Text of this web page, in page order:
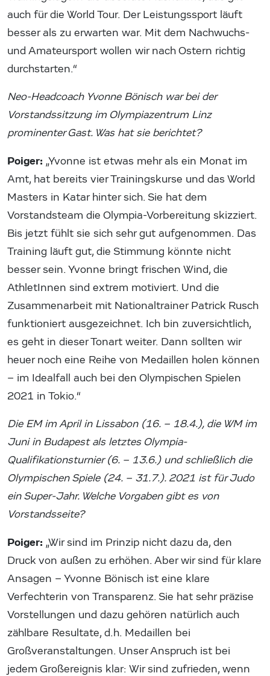
auch für die World Tour. Der Leistungssport läuft
besser als zu erwarten war. Mit dem Nachwuchs-
und Amateursport wollen wir nach Ostern richtig
durchstarten.“
Neo-Headcoach Yvonne Bönisch war bei der
Vorstandssitzung im Olympiazentrum Linz
prominenter Gast. Was hat sie berichtet?
Poiger: „Yvonne ist etwas mehr als ein Monat im
Amt, hat bereits vier Trainingskurse und das World
Masters in Katar hinter sich. Sie hat dem
Vorstandsteam die Olympia-Vorbereitung skizziert.
Bis jetzt fühlt sie sich sehr gut aufgenommen. Das
Training läuft gut, die Stimmung könnte nicht
besser sein. Yvonne bringt frischen Wind, die
AthletInnen sind extrem motiviert. Und die
Zusammenarbeit mit Nationaltrainer Patrick Rusch
funktioniert ausgezeichnet. Ich bin zuversichtlich,
es geht in dieser Tonart weiter. Dann sollten wir
heuer noch eine Reihe von Medaillen holen können
– im Idealfall auch bei den Olympischen Spielen
2021 in Tokio.“
Die EM im April in Lissabon (16. – 18.4.), die WM im
Juni in Budapest als letztes Olympia-
Qualifikationsturnier (6. – 13.6.) und schließlich die
Olympischen Spiele (24. – 31.7.). 2021 ist für Judo
ein Super-Jahr. Welche Vorgaben gibt es von
Vorstandsseite?
Poiger: „Wir sind im Prinzip nicht dazu da, den
Druck von außen zu erhöhen. Aber wir sind für klare
Ansagen – Yvonne Bönisch ist eine klare
Verfechterin von Transparenz. Sie hat sehr präzise
Vorstellungen und dazu gehören natürlich auch
zählbare Resultate, d.h. Medaillen bei
Großveranstaltungen. Unser Anspruch ist bei
jedem Großereignis klar: Wir sind zufrieden, wenn